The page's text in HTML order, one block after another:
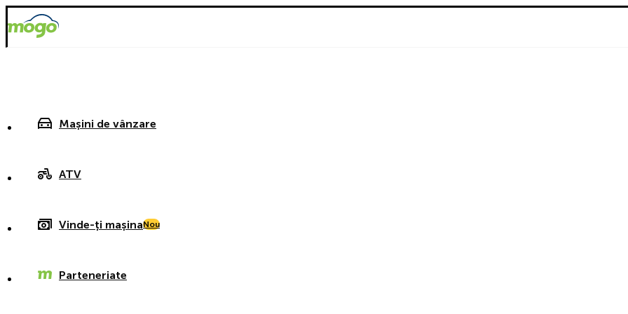
Mașini de vânzare
ATV
Vinde-ți mașinaNou
Parteneriate